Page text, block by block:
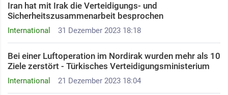
International 31 Dezember 2023 18:18
Iran hat mit Irak die Verteidigungs- und
Sicherheitszusammenarbeit besprochen
International 21 Dezember 2023 18:04
Bei einer Luftoperation im Nordirak wurden mehr als 10
Ziele zerstört - Türkisches Verteidigungsministerium